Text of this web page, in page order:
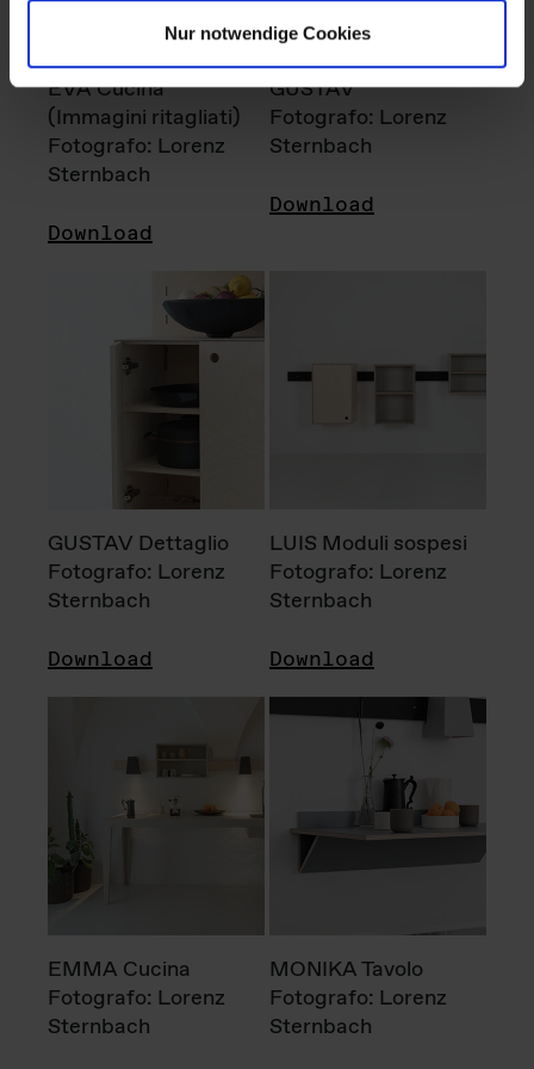
Nur notwendige Cookies
EVA Cucina
(Immagini ritagliati)
Fotografo: Lorenz
Sternbach
Download
GUSTAV
Fotografo: Lorenz
Sternbach
Download
GUSTAV Dettaglio
Fotografo: Lorenz
Sternbach
Download
LUIS Moduli sospesi
Fotografo: Lorenz
Sternbach
Download
EMMA Cucina
Fotografo: Lorenz
Sternbach
MONIKA Tavolo
Fotografo: Lorenz
Sternbach